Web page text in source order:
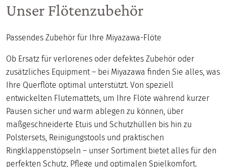
Unser Flötenzubehör
Passendes Zubehör für Ihre Miyazawa-Flöte
Ob Ersatz für verlorenes oder defektes Zubehör oder
zusätzliches Equipment – bei Miyazawa finden Sie alles, was
Ihre Querflöte optimal unterstützt. Von speziell
entwickelten Flutemattets, um Ihre Flöte während kurzer
Pausen sicher und warm ablegen zu können, über
maßgeschneiderte Etuis und Schutzhüllen bis hin zu
Polstersets, Reinigungstools und praktischen
Ringklappenstöpseln – unser Sortiment bietet alles für den
perfekten Schutz, Pflege und optimalen Spielkomfort.